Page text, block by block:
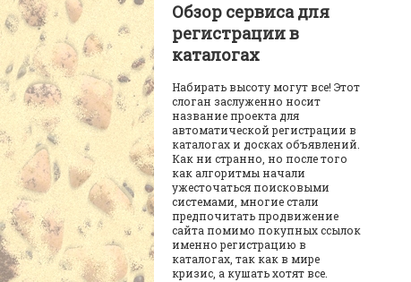
Обзор сервиса для
регистрации в
каталогах
Набирать высоту могут все! Этот
слоган заслуженно носит
название проекта для
автоматической регистрации в
каталогах и досках объявлений.
Как ни странно, но после того
как алгоритмы начали
ужесточаться поисковыми
системами, многие стали
предпочитать продвижение
сайта помимо покупных ссылок
именно регистрацию в
каталогах, так как в мире
кризис, а кушать хотят все.